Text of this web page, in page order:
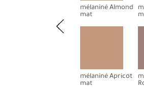
mélaniné Almond
mat
mélaniné Apricot
mat